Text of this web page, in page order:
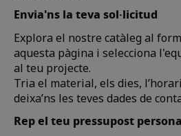
Envia'ns la teva sol·licitud
Explora el nostre catàleg al
aquesta pàgina i selecciona
al teu projecte.
Tria el material, els dies,
deixa’ns les teves dades de
Rep el teu pressupost